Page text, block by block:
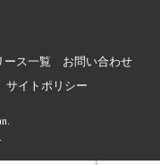
ース一覧
お問い合わせ
サイトポリシー
.